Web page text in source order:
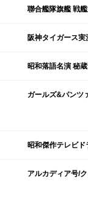
聯合艦隊旗艦 戦
阪神タイガース
昭和落語名演 秘
昭和傑作テレビ